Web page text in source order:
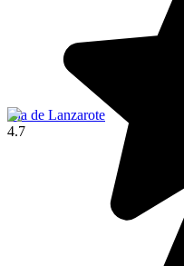
Isla de Lanzarote
4.7